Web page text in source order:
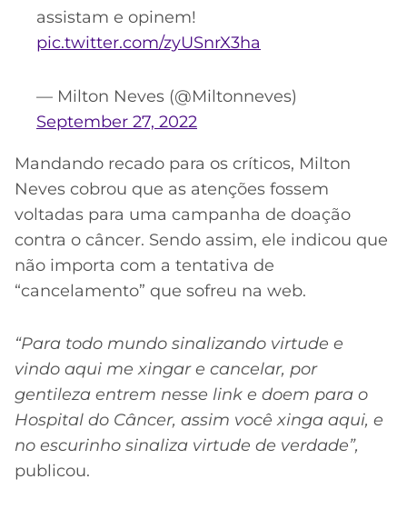
assistam e opinem!
pic.twitter.com/zyUSnrX3ha
— Milton Neves (@Miltonneves)
September 27, 2022
Mandando recado para os críticos, Milton
Neves cobrou que as atenções fossem
voltadas para uma campanha de doação
contra o câncer. Sendo assim, ele indicou que
não importa com a tentativa de
“cancelamento” que sofreu na web.
“Para todo mundo sinalizando virtude e
vindo aqui me xingar e cancelar, por
gentileza entrem nesse link e doem para o
Hospital do Câncer, assim você xinga aqui, e
no escurinho sinaliza virtude de verdade”,
publicou.